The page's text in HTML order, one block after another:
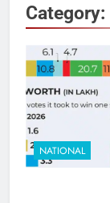
Category:
NATIONAL